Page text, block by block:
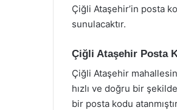
Çiğli Ataşehir’in posta
sunulacaktır.
Çiğli Ataşehir Posta
Çiğli Ataşehir
hızlı ve doğru bir
bir posta kodu